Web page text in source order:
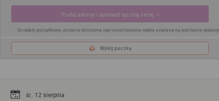
Podaj adresy i sprawdź łączną cenę
Do opłaty początkowej zostanie doliczona spersonalizowana opłata ustalana na podstawie
Wyślij paczkę
śr.. 12 sierpnia